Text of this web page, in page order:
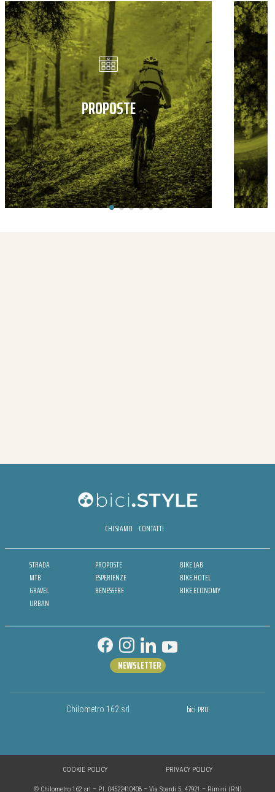
PROPOSTE
CHI SIAMO CONTATTI
STRADA
MTB
GRAVEL
URBAN
PROPOSTE
ESPERIENZE
BENESSERE
BIKE LAB
BIKE HOTEL
BIKE ECONOMY
Chilometro 162 srl bici.PRO
NEWSLETTER
© Chilometro 162 srl – P.I. 04522410408 – Via Soardi 5, 47921 – Rimini (RN)
COOKIE POLICY PRIVACY POLICY